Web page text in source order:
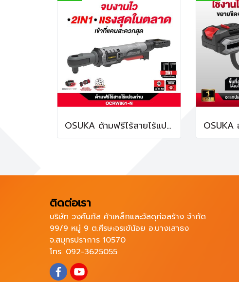
OSUKA ด้ามฟรีไร้สายไร้แปรงถ่าน OCRW861
ติดต่อเรา
บริษัท วงศ์นภัส ค้าเหล็กและวัสดุก่อสร้าง จำกัด
99/9 หมู่ 9 ต.ศีรษะจรเข้น้อย อ.บางเสาธง
จ.สมุทรปราการ 10570
โทร. 092-3625055